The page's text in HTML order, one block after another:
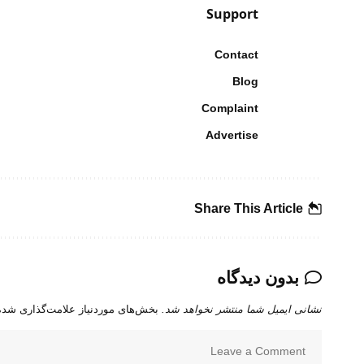
Support
Contact
Blog
Complaint
Advertise
Share This Article
بدون دیدگاه
نشانی ایمیل شما منتشر نخواهد شد. بخش‌های موردنیاز علامت‌گذاری